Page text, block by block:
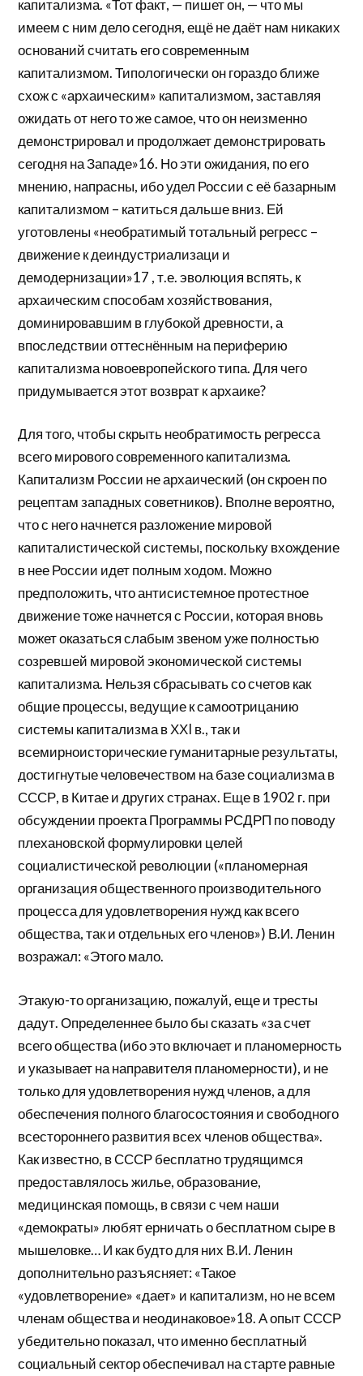
капитализма. «Тот факт, — пишет он, — что мы
имеем с ним дело сегодня, ещё не даёт нам никаких
оснований считать его современным
капитализмом. Типологически он гораздо ближе
схож с «архаическим» капитализмом, заставляя
ожидать от него то же самое, что он неизменно
демонстрировал и продолжает демонстрировать
сегодня на Западе»16. Но эти ожидания, по его
мнению, напрасны, ибо удел России с её базарным
капитализмом – катиться дальше вниз. Ей
уготовлены «необратимый тотальный регресс –
движение к деиндустриализаци и
демодернизации»17 , т.е. эволюция вспять, к
архаическим способам хозяйствования,
доминировавшим в глубокой древности, а
впоследствии оттеснённым на периферию
капитализма новоевропейского типа. Для чего
придумывается этот возврат к архаике?
Для того, чтобы скрыть необратимость регресса
всего мирового современного капитализма.
Капитализм России не архаический (он скроен по
рецептам западных советников). Вполне вероятно,
что с него начнется разложение мировой
капиталистической системы, поскольку вхождение
в нее России идет полным ходом. Можно
предположить, что антисистемное протестное
движение тоже начнется с России, которая вновь
может оказаться слабым звеном уже полностью
созревшей мировой экономической системы
капитализма. Нельзя сбрасывать со счетов как
общие процессы, ведущие к самоотрицанию
системы капитализма в ХХI в., так и
всемирноисторические гуманитарные результаты,
достигнутые человечеством на базе социализма в
СССР, в Китае и других странах. Еще в 1902 г. при
обсуждении проекта Программы РСДРП по поводу
плехановской формулировки целей
социалистической революции («планомерная
организация общественного производительного
процесса для удовлетворения нужд как всего
общества, так и отдельных его членов») В.И. Ленин
возражал: «Этого мало.
Этакую-то организацию, пожалуй, еще и тресты
дадут. Определеннее было бы сказать «за счет
всего общества (ибо это включает и планомерность
и указывает на направителя планомерности), и не
только для удовлетворения нужд членов, а для
обеспечения полного благосостояния и свободного
всестороннего развития всех членов общества».
Как известно, в СССР бесплатно трудящимся
предоставлялось жилье, образование,
медицинская помощь, в связи с чем наши
«демократы» любят ерничать о бесплатном сыре в
мышеловке… И как будто для них В.И. Ленин
дополнительно разъясняет: «Такое
«удовлетворение» «дает» и капитализм, но не всем
членам общества и неодинаковое»18. А опыт СССР
убедительно показал, что именно бесплатный
социальный сектор обеспечивал на старте равные